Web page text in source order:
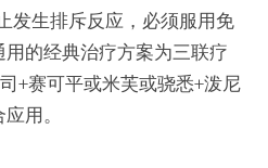
发生排斥反应，必须服用免
的经典治疗方案为三联疗
+赛可平或米芙或骁悉+泼尼
用。